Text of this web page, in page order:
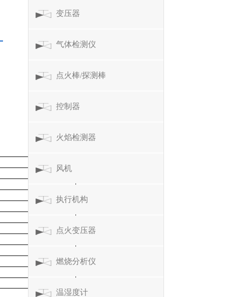
变压器
气体检测仪
点火棒/探测棒
控制器
火焰检测器
风机
执行机构
点火变压器
燃烧分析仪
温湿度计